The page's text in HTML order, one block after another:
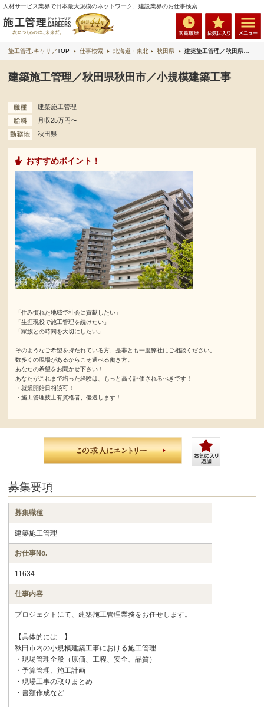
人材サービス業界で日本最大規模のネットワーク、建設業界のお仕事検索
施工管理.キャリアTOP 仕事検索 北海道・東北 秋田県 建築施工管理／秋田県秋田市／小規模建築工事
建築施工管理／秋田県秋田市／小規模建築工事
建築施工管理
月収25万円〜
秋田県
おすすめポイント！
「住み慣れた地域で社会に貢献したい」
「生涯現役で施工管理を続けたい」
「家族との時間を大切にしたい」
そのようなご希望を持たれている方、是非とも一度弊社にご相談ください。
数多くの現場があるからこそ選べる働き方。
あなたの希望をお聞かせ下さい！
あなたがこれまで培った経験は、もっと高く評価されるべきです！
・就業開始日相談可！
・施工管理技士有資格者、優遇します！
募集要項
募集職種
建築施工管理
お仕事No.
11634
仕事内容
プロジェクトにて、建築施工管理業務をお任せします。
【具体的には…】
秋田市内の小規模建築工事における施工管理
・現場管理全般（原価、工程、安全、品質）
・予算管理、施工計画
・現場工事の取りまとめ
・書類作成など